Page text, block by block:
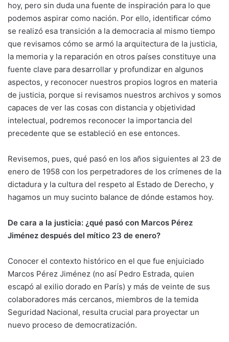
hoy, pero sin duda una fuente de inspiración para lo que
podemos aspirar como nación. Por ello, identificar cómo
se realizó esa transición a la democracia al mismo tiempo
que revisamos cómo se armó la arquitectura de la justicia,
la memoria y la reparación en otros países constituye una
fuente clave para desarrollar y profundizar en algunos
aspectos, y reconocer nuestros propios logros en materia
de justicia, porque si revisamos nuestros archivos y somos
capaces de ver las cosas con distancia y objetividad
intelectual, podremos reconocer la importancia del
precedente que se estableció en ese entonces.
Revisemos, pues, qué pasó en los años siguientes al 23 de
enero de 1958 con los perpetradores de los crímenes de la
dictadura y la cultura del respeto al Estado de Derecho, y
hagamos un muy sucinto balance de dónde estamos hoy.
De cara a la justicia: ¿qué pasó con Marcos Pérez
Jiménez después del mítico 23 de enero?
Conocer el contexto histórico en el que fue enjuiciado
Marcos Pérez Jiménez (no así Pedro Estrada, quien
escapó al exilio dorado en París) y más de veinte de sus
colaboradores más cercanos, miembros de la temida
Seguridad Nacional, resulta crucial para proyectar un
nuevo proceso de democratización.